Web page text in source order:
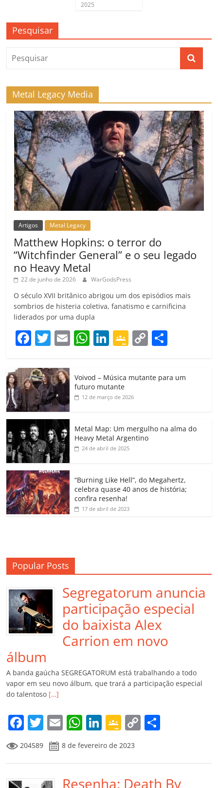
2025
Pesquisar
Metal Legacy Media
Artigos Metal Legacy
Matthew Hopkins: o terror do
“Witchfinder General” e o seu legado
no Heavy Metal
22 de junho de 2026 WarGodsPress
O século XVII britânico abrigou um dos episódios mais
sombrios de histeria coletiva, fanatismo e carnificina
liderados por uma dupla
F
c
e
b
o
o
k
T
itt
er
E
ai
W
at
s
A
p
Li
k
e
dI
G
gl
e
a
ss
o
m
C
y
k
p
h
Voivod – Música mutante para um
futuro mutante
12 de março de 2026
Metal Map: Um mergulho na alma do
Heavy Metal Argentino
24 de abril de 2025
“Burning Like Hell”, do Megahertz,
celebra quase 40 anos de história;
confira resenha!
17 de abril de 2023
Popular Posts
Segregatorum anuncia
participação especial
do baixista Alex
Carrion em novo
álbum
A banda gaúcha SEGREGATORUM está trabalhando a todo
vapor em seu novo álbum, que trará a participação especial
do talentoso […]
F
a
c
e
T
w
itt
er
E
m
ai
l
W
at
s
Li
k
e
G
o
o
gl
C
y p
204589 8 de fevereiro de 2023
Resenha: Death By